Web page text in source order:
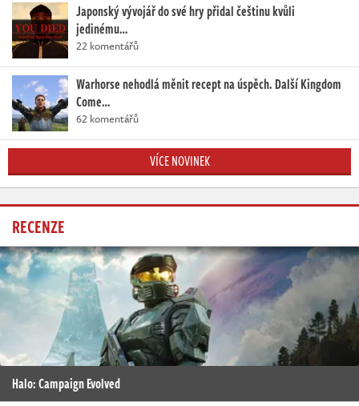
Japonský vývojář do své hry přidal češtinu kvůli
jedinému…
22 komentářů
Warhorse nehodlá měnit recept na úspěch. Další Kingdom
Come…
62 komentářů
VÍCE NOVINEK
RECENZE
Halo: Campaign Evolved